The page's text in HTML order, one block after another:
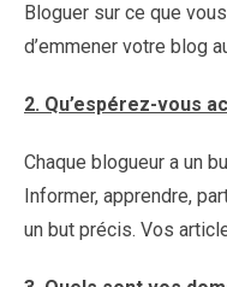
Bloguer sur ce que
d’emmener votre blog
2. Qu’espérez-vous
Chaque blogueur a un
Informer, apprendre,
un but précis. Vos